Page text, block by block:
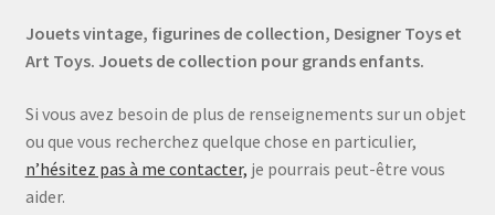
Jouets vintage, figurines de collection, Designer Toys et
Art Toys. Jouets de collection pour grands enfants.
Si vous avez besoin de plus de renseignements sur un objet
ou que vous recherchez quelque chose en particulier,
n’hésitez pas à me contacter, je pourrais peut-être vous
aider.